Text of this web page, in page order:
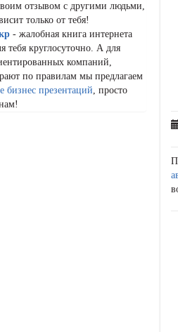
отзывом с другими людьми,
только от тебя!
- жалобная книга интернета
тебя круглосуточно. А для
компаний,
по правилам мы предлагаем
бизнес презентаций, просто